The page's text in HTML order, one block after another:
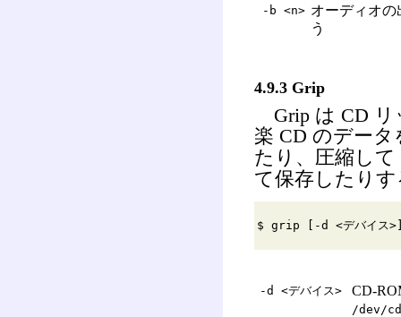
-b <n> オーディオの
う
4.9.3 Grip
Grip は CD リ
楽 CD のデータ
たり、圧縮して
て保存したり
$ grip [-d <デバイス
-d <デバイス> CD-
/dev/